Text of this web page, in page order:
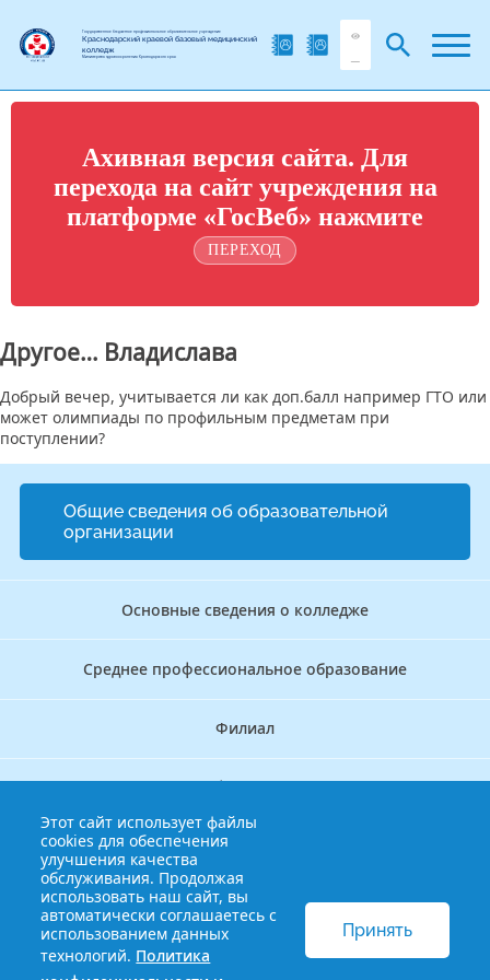
Государственное бюджетное профессиональное образовательное учреждение
Краснодарский краевой базовый медицинский
колледж
Министерства здравоохранения Краснодарского края
Ахивная версия сайта. Для
перехода на сайт учреждения на
платформе «ГосВеб» нажмите
ПЕРЕХОД
Другое… Владислава
Добрый вечер, учитывается ли как доп.балл например ГТО или
может олимпиады по профильным предметам при
поступлении?
Общие сведения об образовательной
организации
Основные сведения о колледже
Среднее профессиональное образование
Филиал
Дополнительное профессиональное образование
Аккредитационно — симуляционный центр
Бережливый колледж
Этот сайт использует файлы
cookies для обеспечения
улучшения качества
обслуживания. Продолжая
использовать наш сайт, вы
автоматически соглашаетесь с
использованием данных
технологий. Политика
Принять